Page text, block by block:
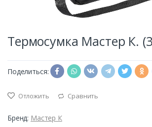
Термосумка Мастер К.
Поделиться:
Отложить Сравнить
Бренд: Мастер К